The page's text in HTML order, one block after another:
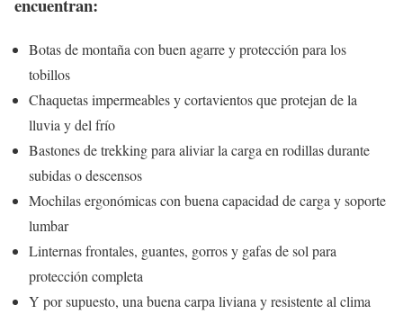
encuentran:
Botas de montaña con buen agarre y protección para los
tobillos
Chaquetas impermeables y cortavientos que protejan de la
lluvia y del frío
Bastones de trekking para aliviar la carga en rodillas durante
subidas o descensos
Mochilas ergonómicas con buena capacidad de carga y soporte
lumbar
Linternas frontales, guantes, gorros y gafas de sol para
protección completa
Y por supuesto, una buena carpa liviana y resistente al clima